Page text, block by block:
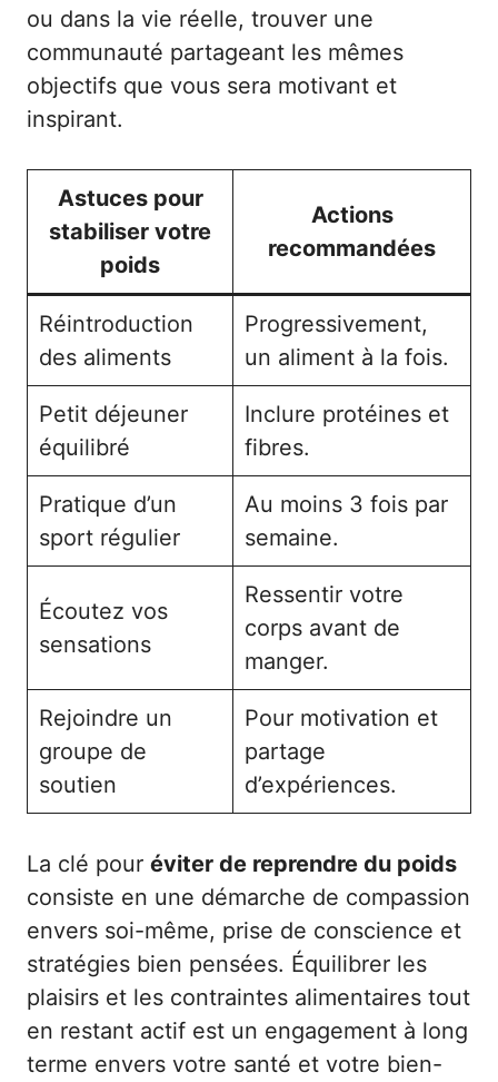
ou dans la vie réelle, trouver une
communauté partageant les mêmes
objectifs que vous sera motivant et
inspirant.
Astuces pour
stabiliser votre
poids
Actions
recommandées
Réintroduction
des aliments
Progressivement,
un aliment à la fois.
Petit déjeuner
équilibré
Inclure protéines et
fibres.
Pratique d’un
sport régulier
Au moins 3 fois par
semaine.
Écoutez vos
sensations
Ressentir votre
corps avant de
manger.
Rejoindre un
groupe de
soutien
Pour motivation et
partage
d’expériences.
La clé pour éviter de reprendre du poids
consiste en une démarche de compassion
envers soi-même, prise de conscience et
stratégies bien pensées. Équilibrer les
plaisirs et les contraintes alimentaires tout
en restant actif est un engagement à long
terme envers votre santé et votre bien-